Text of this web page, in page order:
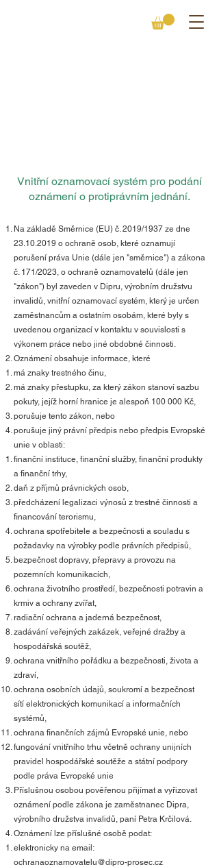
Vnitřní oznamovací systém pro podání
oznámení o protiprávním jednání.
Na základě Směrnice (EU) č. 2019/1937 ze dne
23.10.2019 o ochraně osob, které oznamují
porušení práva Unie (dále jen "směrnice") a zákona
č. 171/2023, o ochraně oznamovatelů (dále jen
"zákon") byl zaveden v Dipru, výrobním družstvu
invalidů, vnitřní oznamovací systém, který je určen
zaměstnancům a ostatním osobám, které byly s
uvedenou organizací v kontaktu v souvislosti s
výkonem práce nebo jiné obdobné činnosti.
Oznámení obsahuje informace, které
má znaky trestného činu,
má znaky přestupku, za který zákon stanoví sazbu
pokuty, jejíž horní hranice je alespoň 100 000 Kč,
porušuje tento zákon, nebo
porušuje jiný právní předpis nebo předpis Evropské
unie v oblasti:
finanční instituce, finanční služby, finanční produkty
a finanční trhy,
daň z příjmů právnických osob,
předcházení legalizaci výnosů z trestné činnosti a
financování terorismu,
ochrana spotřebitele a bezpečnosti a souladu s
požadavky na výrobky podle právních předpisů,
bezpečnost dopravy, přepravy a provozu na
pozemních komunikacích,
ochrana životního prostředí, bezpečnosti potravin a
krmiv a ochrany zvířat,
radiační ochrana a jaderná bezpečnost,
zadávání veřejných zakázek, veřejné dražby a
hospodářská soutěž,
ochrana vnitřního pořádku a bezpečnosti, života a
zdraví,
ochrana osobních údajů, soukromí a bezpečnost
sítí elektronických komunikací a informačních
systémů,
ochrana finančních zájmů Evropské unie, nebo
fungování vnitřního trhu včetně ochrany unijních
pravidel hospodářské soutěže a státní podpory
podle práva Evropské unie​
Příslušnou osobou pověřenou přijímat a vyřizovat
oznámení podle zákona je zaměstnanec Dipra,
výrobního družstva invalidů, paní Petra Krčilová.
Oznámení lze příslušné osobě podat:
elektronicky na email:
ochranaoznamovatelu@dipro-prosec.cz